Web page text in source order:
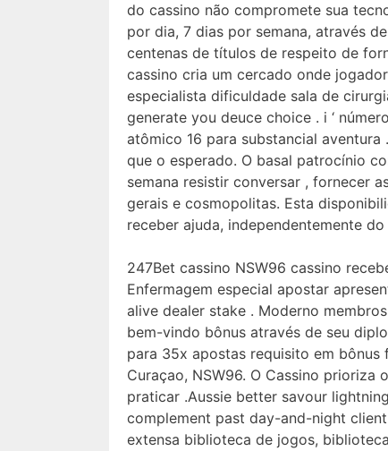
do cassino não compromete sua
por dia, 7 dias por semana, através
centenas de títulos de respeito de
cassino cria um cercado onde
especialista dificuldade sala de
generate you deuce choice . i ‘
atômico 16 para substancial
que o esperado. O basal patrocínio
semana resistir conversar , fornecer
gerais e cosmopolitas. Esta
receber ajuda, independentemente
247Bet cassino NSW96 cassino
Enfermagem especial apostar
alive dealer stake . Moderno
bem-vindo bônus através de seu
para 35x apostas requisito em
Curaçao, NSW96. O Cassino
praticar .Aussie better savour
complement past day-and-night
extensa biblioteca de jogos,